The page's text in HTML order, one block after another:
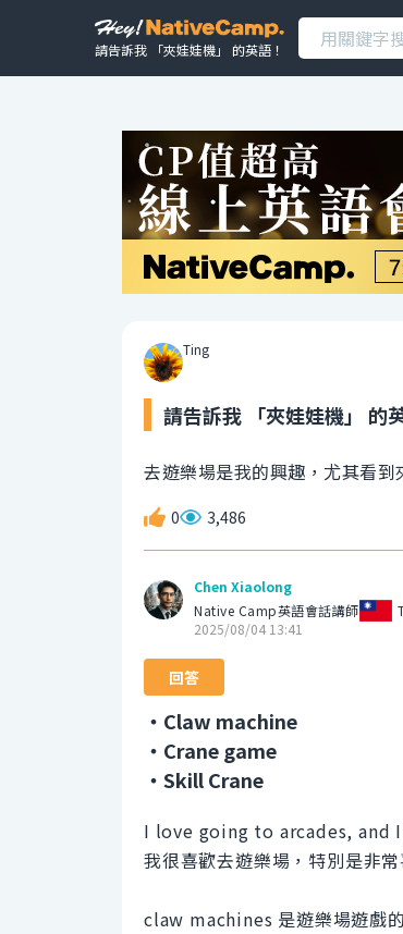
請告訴我 「夾娃娃機」 的英語！
Ting
請告訴我 「夾娃娃機」 的
去遊樂場是我的興趣，尤其看
0 3,486
Chen Xiaolong
Native Camp英語會話講師
2025/08/04 13:41
回答
・Claw machine
・Crane game
・Skill Crane
I love going to arcades,
我很喜歡去遊樂場，特別是非
claw machines 是遊樂場遊戲